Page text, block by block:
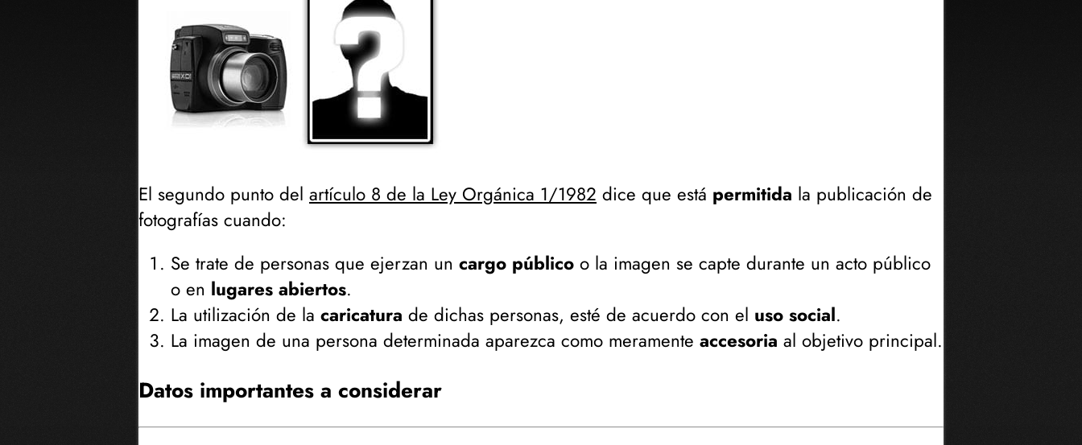
El segundo punto del artículo 8 de la Ley Orgánica 1/1982 dice que está permitida la publicación de
fotografías cuando:
Se trate de personas que ejerzan un cargo público o la imagen se capte durante un acto público
o en lugares abiertos.
La utilización de la caricatura de dichas personas, esté de acuerdo con el uso social.
La imagen de una persona determinada aparezca como meramente accesoria al objetivo principal.
Datos importantes a considerar